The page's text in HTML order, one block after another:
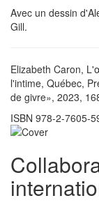
Avec un dessin
Gill.
Elizabeth Caron,
l'intime, Québec,
de givre», 2023,
ISBN 978-2-7605-